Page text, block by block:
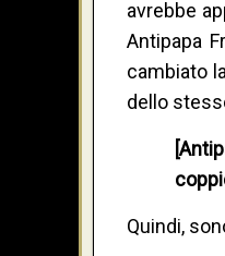
avrebbe
Antipapa
cambiato
dello
Quindi,